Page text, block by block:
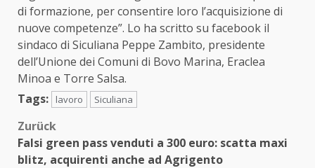
di formazione, per consentire loro l’acquisizione di
nuove competenze”. Lo ha scritto su facebook il
sindaco di Siculiana Peppe Zambito, presidente
dell’Unione dei Comuni di Bovo Marina, Eraclea
Minoa e Torre Salsa.
Tags:
lavoro Siculiana
Beitragsnavigation
Zurück
Falsi green pass venduti a 300 euro: scatta maxi
blitz, acquirenti anche ad Agrigento